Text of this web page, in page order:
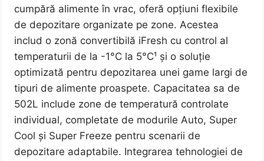
cumpără alimente în vrac, oferă opțiuni flexibile
de depozitare organizate pe zone. Acestea
includ o zonă convertibilă iFresh cu control al
temperaturii de la -1°C la 5°C¹ și o soluție
optimizată pentru depozitarea unei game largi de
tipuri de alimente proaspete. Capacitatea sa de
502L include zone de temperatură controlate
individual, completate de modurile Auto, Super
Cool și Super Freeze pentru scenarii de
depozitare adaptabile. Integrarea tehnologiei de